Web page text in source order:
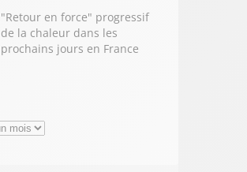
"Retour en force" progressif
de la chaleur dans les
prochains jours en France